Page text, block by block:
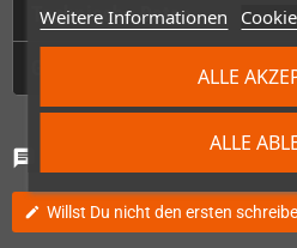
Weitere Informationen
ALLE
ALLE
Technische Daten
chat
edit Willst Du nicht den ersten